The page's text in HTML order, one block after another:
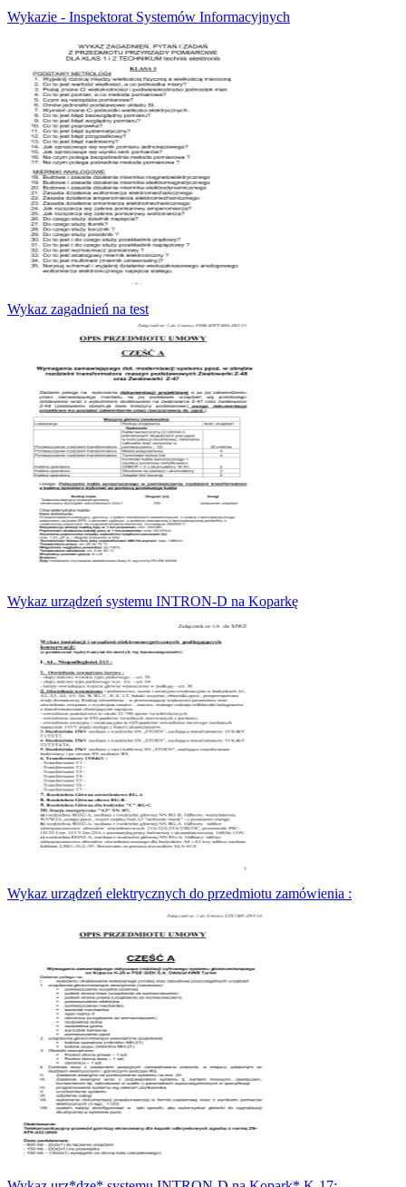
Wykazie - Inspektorat Systemów Informacyjnych
Wykaz zagadnień na test
Wykaz urządzeń systemu INTRON-D na Koparkę
Wykaz urządzeń elektrycznych do przedmiotu zamówienia :